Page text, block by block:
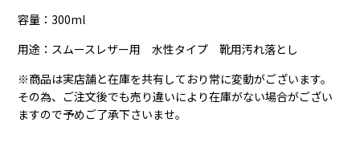
容量：300ml
用途： スムースレザー用 水性タイプ 靴用汚れ落とし
※商品は実店舗と在庫を共有しており常に変動がございます。
その為、ご注文後でも売り違いにより在庫がない場合がござい
ますので予めご了承下さいませ。